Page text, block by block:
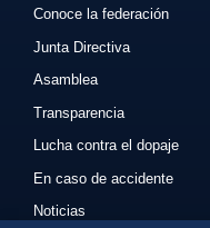
Conoce la federación
Junta Directiva
Asamblea
Transparencia
Lucha contra el dopaje
En caso de accidente
Noticias